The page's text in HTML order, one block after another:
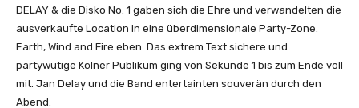
DELAY & die Disko No. 1 gaben sich die Ehre und verwandelten die
ausverkaufte Location in eine überdimensionale Party-Zone.
Earth, Wind and Fire eben. Das extrem Text sichere und
partywütige Kölner Publikum ging von Sekunde 1 bis zum Ende voll
mit. Jan Delay und die Band entertainten souverän durch den
Abend.